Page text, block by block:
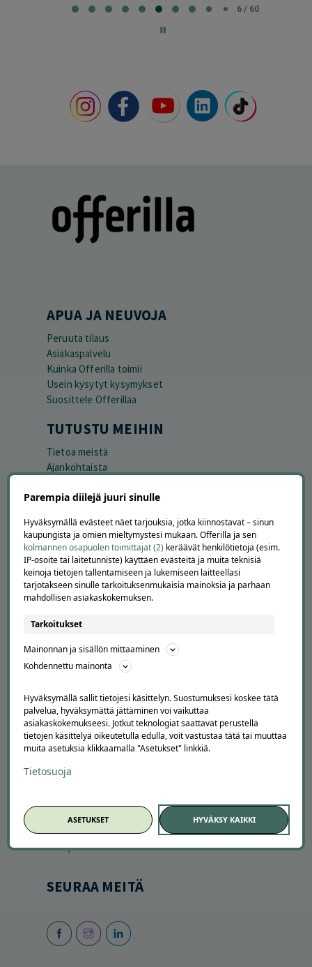
6 / 60
APUA JA NEUVOJA
Peruuta tilaus
Asiakaspalvelu
Kuinka Offerilla toimii
Usein kysytyt kysymykset
Suosittele Offerillaa
TUTUSTU MEIHIN
Tietoa meistä
Ajankohtaista
Avoimet työpaikat
YRITYKSILLE
Markkinoi Offerillassa
Vaikuttajayhteistyö
Partneriportaali
SESONGISSA
Uusimmat tarjoukset
Kesätekemistä
Autopesut
SEURAA MEITÄ
Parempia diilejä juuri sinulle
Hyväksymällä evästeet näet tarjouksia, jotka kiinnostavat – sinun
kaupungista ja omien mieltymystesi mukaan. Offerilla ja sen
kolmannen osapuolen toimittajat (2) keräävät henkilötietoja (esim.
IP-osoite tai laitetunniste) käyttäen evästeitä ja muita teknisiä
keinoja tietojen tallentamiseen ja lukemiseen laitteellasi
tarjotakseen sinulle tarkoituksenmukaisia mainoksia ja parhaan
mahdollisen asiakaskokemuksen.
Tarkoitukset
Mainonnan ja sisällön mittaaminen
Kohdennettu mainonta
Hyväksymällä sallit tietojesi käsittelyn. Suostumuksesi koskee tätä
palvelua, hyväksymättä jättäminen voi vaikuttaa
asiakaskokemukseesi. Jotkut teknologiat saattavat perustella
tietojen käsittelyä oikeutetulla edulla, voit vastustaa tätä tai muuttaa
muita asetuksia klikkaamalla "Asetukset" linkkiä.
Tietosuoja
ASETUKSET HYVÄKSY KAIKKI